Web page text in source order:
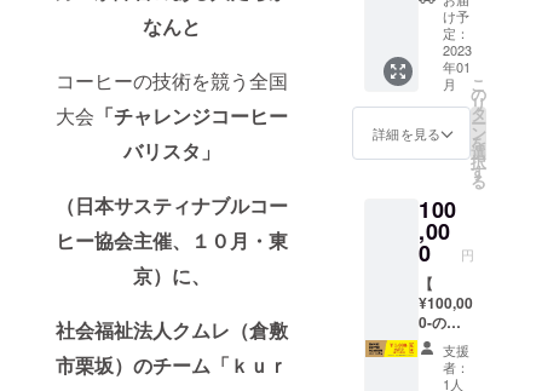
なんと
コーヒーの技術を競う全国
大会 「チャレンジコーヒー
バリスタ」
（日本サスティナブルコー
ヒー協会主催、１０月・東
京）に、
社会福祉法人クムレ（倉敷
市栗坂）のチーム「ｋｕｒ
オープ
ンエン
ド糸）
ト（裏
パイ
ル）
100％
コット
やざっ
くりな
なシル
エット
がデイ
リー
コーデ
を格上
げ、
「プリ
シュラ
けで簡
単にご
自宅で
美味し
い珈琲
が楽し
めま
）】
弊社全
店舗
（セレ
クト
ショッ
プ
ETERNI
TY &
coffee
stand &
empire
coffee
roaster
s）でご
使用可
能な
￥5000
0分の商
け予
定：
2023
年01
月
詳細を見る
こ
の
リ
タ
ー
ン
を
選
択
す
る
100
,00
0 円
【
¥100,00
0-の商
品券
（1000
の商品
支援
者：
1人